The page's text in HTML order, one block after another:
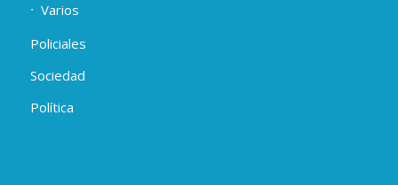
Varios
Policiales
Sociedad
Política